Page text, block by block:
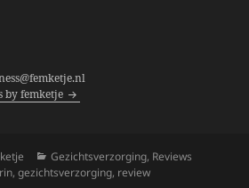
by femketje
Categories
Gezichtsverzorging, Reviews
,gezichtsverzorging, review